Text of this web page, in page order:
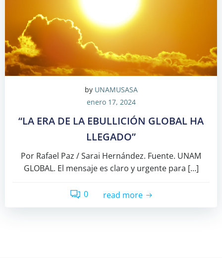
by UNAMUSASA
enero 17, 2024
“LA ERA DE LA EBULLICIÓN GLOBAL HA
LLEGADO”
Por Rafael Paz / Sarai Hernández. Fuente. UNAM
GLOBAL. El mensaje es claro y urgente para […]
0 read more